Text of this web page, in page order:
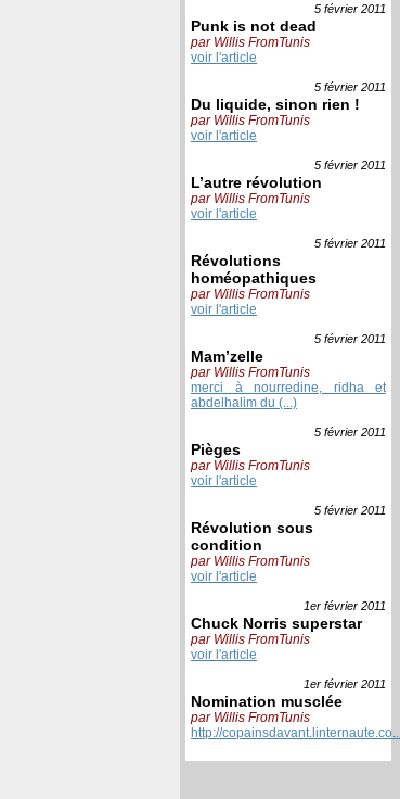
5 février 2011
Punk is not dead
par Willis FromTunis
voir l'article
5 février 2011
Du liquide, sinon rien !
par Willis FromTunis
voir l'article
5 février 2011
L’autre révolution
par Willis FromTunis
voir l'article
5 février 2011
Révolutions
homéopathiques
par Willis FromTunis
voir l'article
5 février 2011
Mam’zelle
par Willis FromTunis
merci à nourredine, ridha et
abdelhalim du (...)
5 février 2011
Pièges
par Willis FromTunis
voir l'article
5 février 2011
Révolution sous
condition
par Willis FromTunis
voir l'article
1er février 2011
Chuck Norris superstar
par Willis FromTunis
voir l'article
1er février 2011
Nomination musclée
par Willis FromTunis
http://